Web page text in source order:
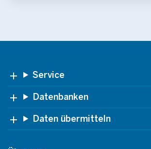
Footer Service
Datenbanken
Daten übermitteln